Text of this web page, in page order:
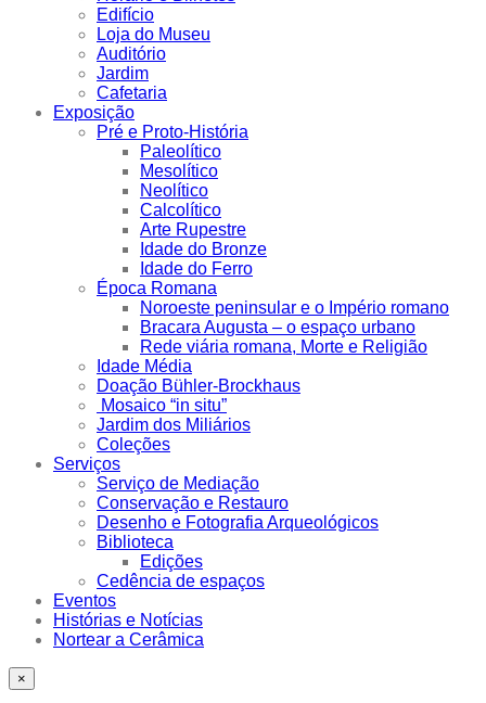
Edifício
Loja do Museu
Auditório
Jardim
Cafetaria
Exposição
Pré e Proto-História
Paleolítico
Mesolítico
Neolítico
Calcolítico
Arte Rupestre
Idade do Bronze
Idade do Ferro
Época Romana
Noroeste peninsular e o Império romano
Bracara Augusta – o espaço urbano
Rede viária romana, Morte e Religião
Idade Média
Doação Bühler-Brockhaus
Mosaico “in situ”
Jardim dos Miliários
Coleções
Serviços
Serviço de Mediação
Conservação e Restauro
Desenho e Fotografia Arqueológicos
Biblioteca
Edições
Cedência de espaços
Eventos
Histórias e Notícias
Nortear a Cerâmica
×